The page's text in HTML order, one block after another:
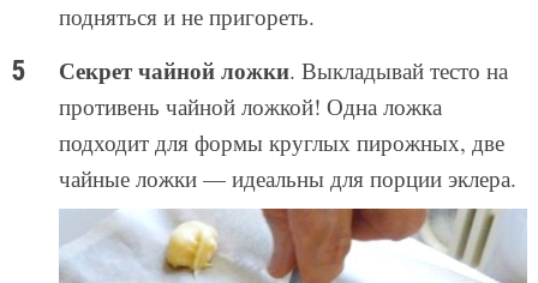
подняться и не пригореть.
Секрет чайной ложки. Выкладывай тесто на
противень чайной ложкой! Одна ложка
подходит для формы круглых пирожных, две
чайные ложки — идеальны для порции эклера.